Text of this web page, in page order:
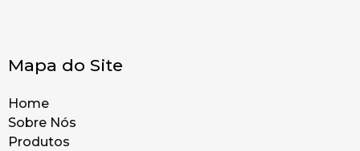
Mapa do Site
Home
Sobre Nós
Produtos